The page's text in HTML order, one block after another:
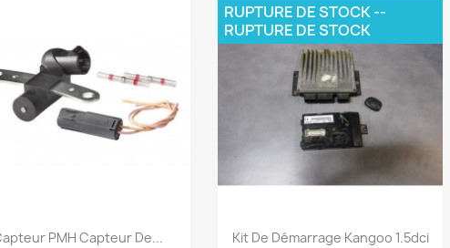
Aperçu rapide
PMH Capteur De... Aperçu rapide
Kit De Démarrage Kangoo 1.5dci
RUPTURE DE STOCK --
RUPTURE DE STOCK